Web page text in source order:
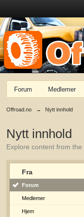
Forum Medlemer
Offroad.no → Nytt innhold
Nytt innhold
Explore content from
Fra
Forum
Medlemer
Hjem